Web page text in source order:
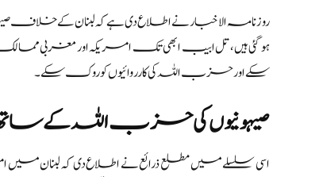
روزنامہ الاخبار نے اطلاع دی ہے کہ لبنان کے خلاف
ہو گئی ہیں، تل ابیب ابھی تک امریکہ اور مغربی ممالک
سکے اور حزب اللہ کی کارروائیوں کو روک سکے۔
صیہونیوں کی حزب اللہ کے
اسی سلسلے میں مطلع ذرائع نے اطلاع دی کہ